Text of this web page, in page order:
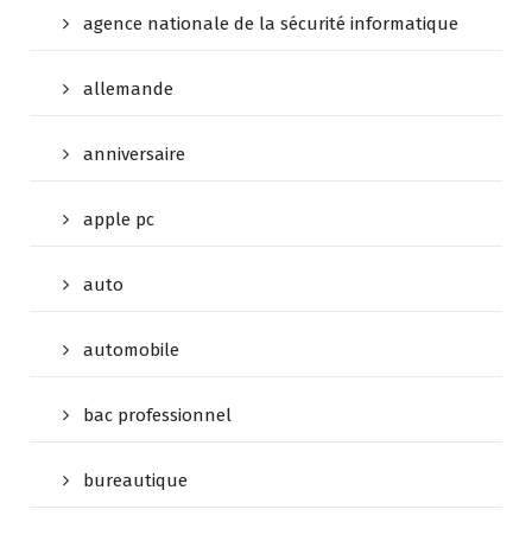
agence nationale de la sécurité informatique
allemande
anniversaire
apple pc
auto
automobile
bac professionnel
bureautique